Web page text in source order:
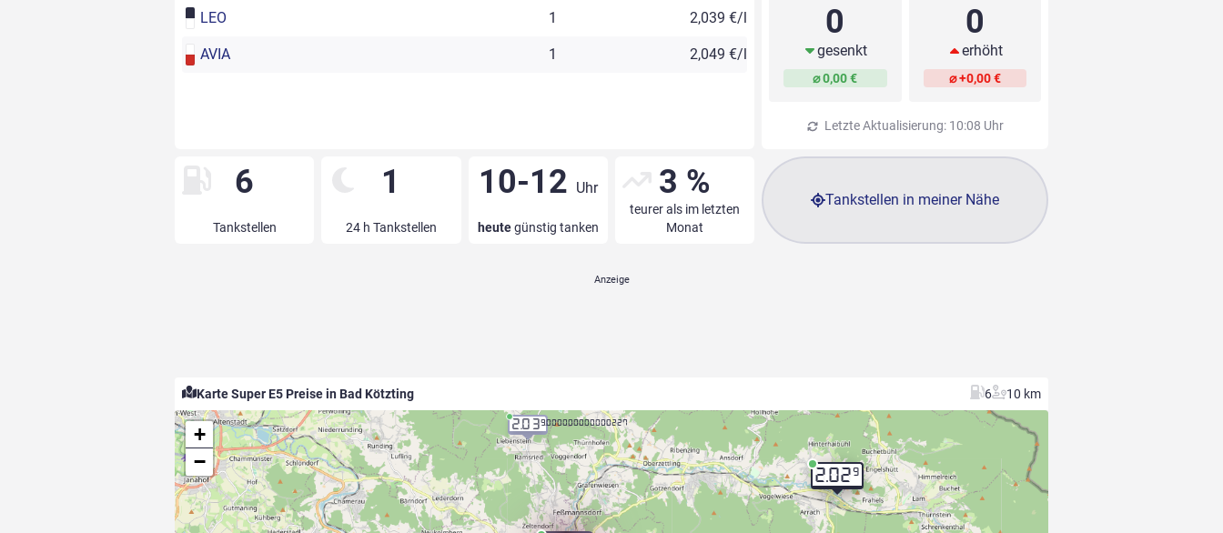
LEO 1 2,039 €/l
AVIA 1 2,049 €/l
0
gesenkt
⌀ 0,00 €
0
erhöht
⌀ +0,00 €
Letzte Aktualisierung: 10:08 Uhr
6
Tankstellen
1
24 h Tankstellen
10-12 Uhr
heutegünstig tanken
3 %
teurer als im letzten
Monat
Tankstellen in meiner Nähe
Karte Super E5 Preise in Bad Kötzting 6 10 km
2.029
2.039.000000000000227
+
−